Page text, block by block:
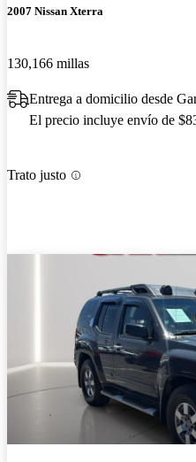
2007 Nissan Xterra
130,166 millas
Entrega a domicilio desde
El precio incluye envío de
Trato justo